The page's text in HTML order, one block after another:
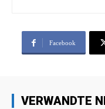
Facebook
VERWANDTE